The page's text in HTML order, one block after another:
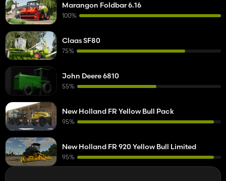
Marangon Foldbar 6.16
100%
Claas SF80
75%
John Deere 6810
55%
New Holland FR Yellow Bull Pack
95%
New Holland FR 920 Yellow Bull Limited
95%